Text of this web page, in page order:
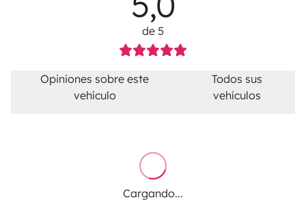
de 5
Opiniones sobre este
vehículo
Todos sus
vehículos
Cargando...